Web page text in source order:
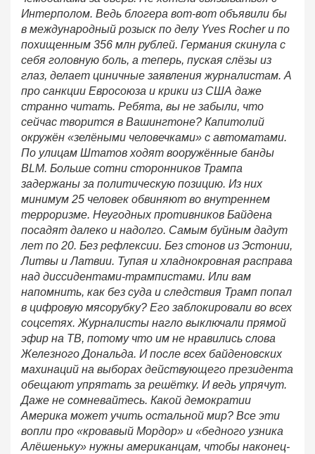
Интерполом. Ведь блогера вот-вот объявили бы
в международный розыск по делу Yves Rocher и по
похищенным 356 млн рублей. Германия скинула с
себя головную боль, а теперь, пуская слёзы из
глаз, делает циничные заявления журналистам. А
про санкции Евросоюза и крики из США даже
странно читать. Ребята, вы не забыли, что
сейчас творится в Вашингтоне? Капитолий
окружён «зелёными человечками» с автоматами.
По улицам Штатов ходят вооружённые банды
BLM. Больше сотни сторонников Трампа
задержаны за политическую позицию. Из них
минимум 25 человек обвиняют во внутреннем
терроризме. Неугодных противников Байдена
посадят далеко и надолго. Самым буйным дадут
лет по 20. Без рефлексии. Без стонов из Эстонии,
Литвы и Латвии. Тупая и хладнокровная расправа
над диссидентами-трампистами. Или вам
напомнить, как без суда и следствия Трамп попал
в цифровую мясорубку? Его заблокировали во всех
соцсетях. Журналисты нагло выключали прямой
эфир на ТВ, потому что им не нравились слова
Железного Дональда. И после всех байденовских
махинаций на выборах действующего президента
обещают упрятать за решётку. И ведь упрячут.
Даже не сомневайтесь. Какой демократии
Америка может учить остальной мир? Все эти
вопли про «кровавый Мордор» и «бедного узника
Алёшеньку» нужны американцам, чтобы наконец-